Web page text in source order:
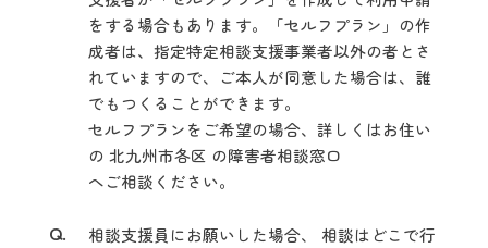
をする場合も あります。「セルフプラン」の作
成者は、指定特定相談支援事業者以外の者と さ
れていますので、ご本人が同意した場合は、誰
でもつくることができます。
セルフプランをご希望の場合、詳しくはお住い
の 北九州市各区 の障害者相談窓口
へご相談ください。
Q.
相談支援員にお願いした場合、 相談はどこで行